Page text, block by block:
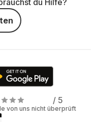
du Hilfe?
/ 5
von uns nicht überprüft